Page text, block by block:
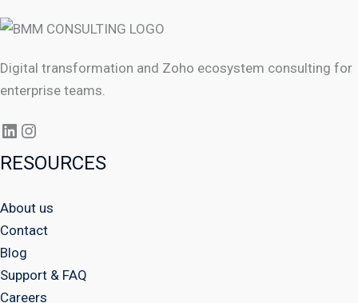
Digital transformation and Zoho ecosystem consulting for
enterprise teams.
RESOURCES
About us
Contact
Blog
Support & FAQ
Careers